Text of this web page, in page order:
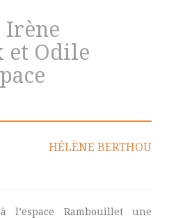
Irène
et Odile
HÉLÈNE BERTHOU
l’espace Rambouillet une